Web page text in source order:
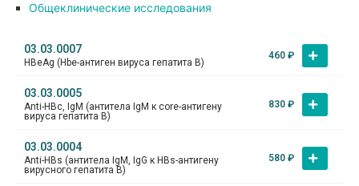
Общеклинические исследования
03.03.0007
HBeAg (Hbe-антиген вируса гепатита В)
460 ₽
03.03.0005
Аnti-HBc, IgM (антитела IgM к core-антигену
вируса гепатита В)
830 ₽
03.03.0004
Аnti-HBs (антитела IgM, IgG к HBs-антигену
вирусного гепатита В)
580 ₽